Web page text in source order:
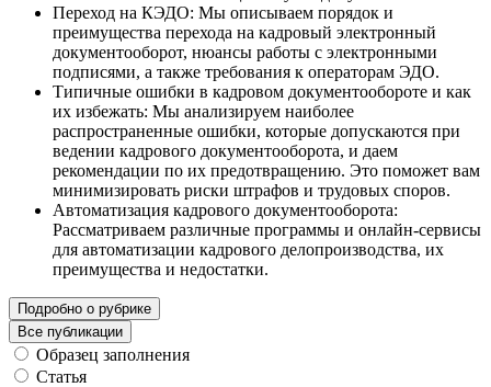
Переход на КЭДО: Мы описываем порядок и
преимущества перехода на кадровый электронный
документооборот, нюансы работы с электронными
подписями, а также требования к операторам ЭДО.
Типичные ошибки в кадровом документообороте и как
их избежать: Мы анализируем наиболее
распространенные ошибки, которые допускаются при
ведении кадрового документооборота, и даем
рекомендации по их предотвращению. Это поможет вам
минимизировать риски штрафов и трудовых споров.
Автоматизация кадрового документооборота:
Рассматриваем различные программы и онлайн-сервисы
для автоматизации кадрового делопроизводства, их
преимущества и недостатки.
Подробно о рубрике
Все публикации
Образец заполнения
Статья